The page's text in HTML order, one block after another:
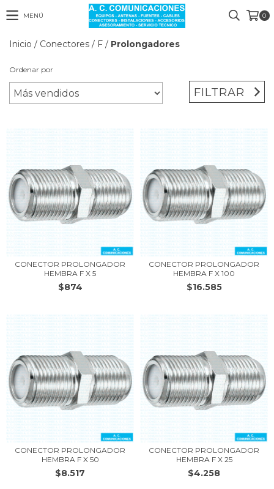
MENÚ 0
Inicio / Conectores / F / Prolongadores
Ordenar por
FILTRAR
CONECTOR PROLONGADOR
HEMBRA F X 5
$874
CONECTOR PROLONGADOR
HEMBRA F X 100
$16.585
CONECTOR PROLONGADOR
HEMBRA F X 50
$8.517
CONECTOR PROLONGADOR
HEMBRA F X 25
$4.258